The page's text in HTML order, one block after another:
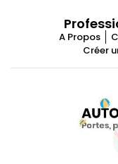
A Propos
Créer